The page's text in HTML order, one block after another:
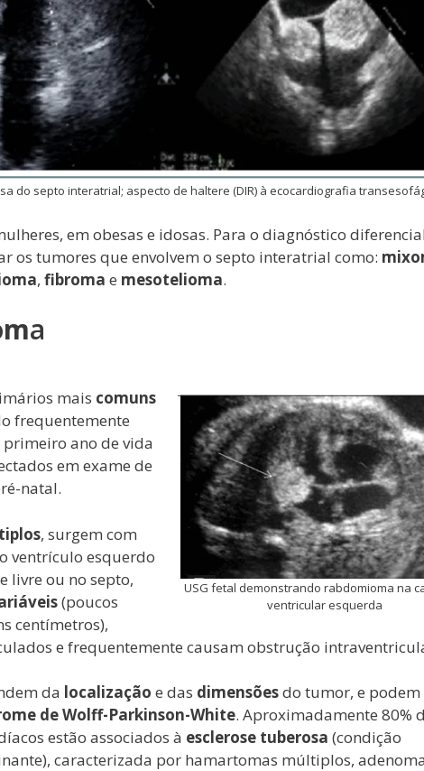
do septo interatrial; aspecto de haltere (DIR) à ecocardiografia
em obesas e idosas. Para o diagnóstico
os tumores que envolvem o septo interatrial como:
, fibroma e mesotelioma.
a
USG fetal demonstrando rabdomioma na
ventricular esquerda
mais comuns
frequentemente
ano de vida
em exame de
natal.
, surgem com
ventrículo esquerdo
livre ou no septo,
(poucos
centímetros),
e frequentemente causam obstrução
da localização e das dimensõesdo tumor, e podem
de Wolff-Parkinson-White. Aproximadamente 80%
estão associados à esclerose tuberosa (condição
caracterizada por hamartomas múltiplos, adenoma